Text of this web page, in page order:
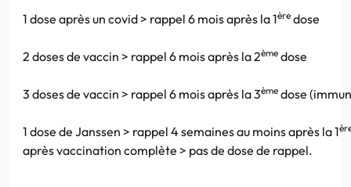
1 dose après un covid > rappel 6 mois après la 1ère dose
2 doses de vaccin > rappel 6 mois après la 2ème dose
3 doses de vaccin > rappel 6 mois après la 3ème dose
1 dose de Janssen > rappel 4 semaines au moins après la 1
après vaccination complète > pas de dose de rappel.